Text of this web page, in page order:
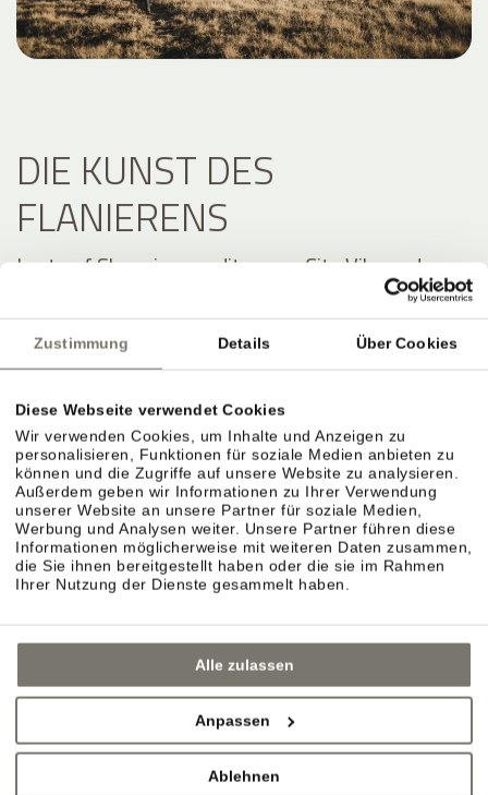
Zustimmung Details Über Cookies
Diese Webseite verwendet Cookies
Wir verwenden Cookies, um Inhalte und Anzeigen zu
personalisieren, Funktionen für soziale Medien anbieten zu
können und die Zugriffe auf unsere Website zu analysieren.
Außerdem geben wir Informationen zu Ihrer Verwendung
unserer Website an unsere Partner für soziale Medien,
Werbung und Analysen weiter. Unsere Partner führen diese
Informationen möglicherweise mit weiteren Daten zusammen,
die Sie ihnen bereitgestellt haben oder die sie im Rahmen
Ihrer Nutzung der Dienste gesammelt haben.
Alle zulassen
Anpassen
Ablehnen
DIE KUNST DES
FLANIERENS
Lust auf Shopping, mediterrane City Vibes oder
dörflichen Charme? Spazieren Sie gemütlich durch
die Gassen von Eppan, Kaltern oder die
nahegelegenen Städte Bozen, Brixen oder Meran.